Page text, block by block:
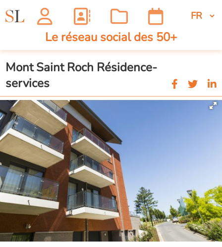
Le réseau social des 50+
Mont Saint Roch Résidence-
services